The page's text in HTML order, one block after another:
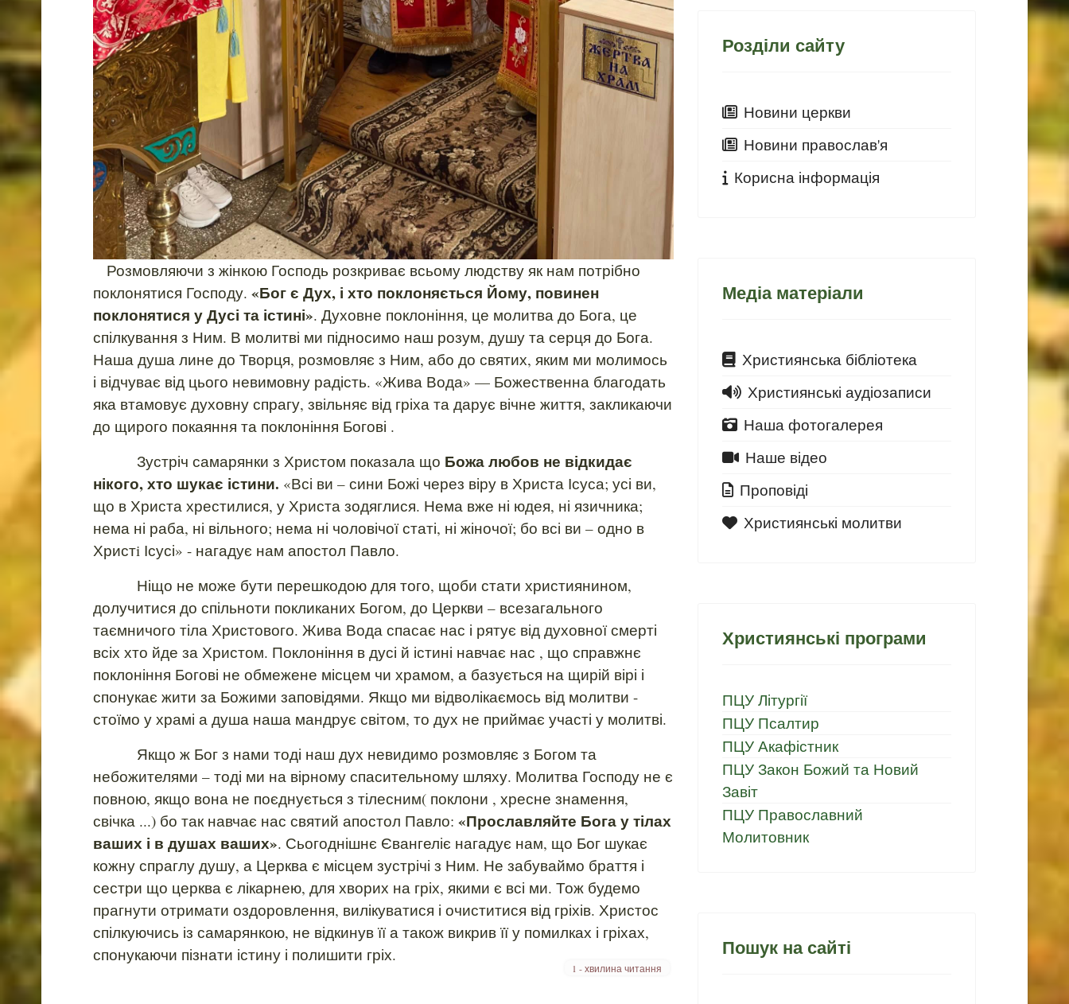
Розмовляючи з жінкою Господь розкриває всьому людству як нам потрібно
поклонятися Господу. «Бог є Дух, і хто поклоняється Йому, повинен
поклонятися у Дусі та істині». Духовне поклоніння, це молитва до Бога, це
спілкування з Ним. В молитві ми підносимо наш розум, душу та серця до Бога.
Наша душа лине до Творця, розмовляє з Ним, або до святих, яким ми молимось
і відчуває від цього невимовну радість. «Жива Вода» — Божественна благодать
яка втамовує духовну спрагу, звільняє від гріха та дарує вічне життя, закликаючи
до щирого покаяння та поклоніння Богові .
Зустріч самарянки з Христом показала що Божа любов не відкидає
нікого, хто шукає істини. «Всі ви – сини Божі через віру в Христа Ісуса; усі ви,
що в Христа хрестилися, у Христа зодяглися. Нема вже ні юдея, ні язичника;
нема ні раба, ні вільного; нема ні чоловічої статі, ні жіночої; бо всі ви – одно в
Христi Ісусі» - нагадує нам апостол Павло.
Ніщо не може бути перешкодою для того, щоби стати християнином,
долучитися до спільноти покликаних Богом, до Церкви – всезагального
таємничого тіла Христового. Жива Вода спасає нас і рятує від духовної смерті
всіх хто йде за Христом. Поклоніння в дусі й істині навчає нас , що справжнє
поклоніння Богові не обмежене місцем чи храмом, а базується на щирій вірі і
спонукає жити за Божими заповідями. Якщо ми відволікаємось від молитви -
стоїмо у храмі а душа наша мандрує світом, то дух не приймає участі у молитві.
Якщо ж Бог з нами тоді наш дух невидимо розмовляє з Богом та
небожителями – тоді ми на вірному спасительному шляху. Молитва Господу не є
повною, якщо вона не поєднується з тілесним( поклони , хресне знамення,
свічка ...) бо так навчає нас святий апостол Павло: «Прославляйте Бога у тілах
ваших і в душах ваших». Сьогоднішнє Євангеліє нагадує нам, що Бог шукає
кожну спраглу душу, а Церква є місцем зустрічі з Ним. Не забуваймо браття і
сестри що церква є лікарнею, для хворих на гріх, якими є всі ми. Тож будемо
прагнути отримати оздоровлення, вилікуватися і очиститися від гріхів. Христос
спілкуючись із самарянкою, не відкинув її а також викрив її у помилках і гріхах,
спонукаючи пізнати істину і полишити гріх.
1 - хвилина читання
Розділи сайту
Новини церкви
Новини православ'я
Корисна інформація
Медіа матеріали
Християнська бібліотека
Християнські аудіозаписи
Наша фотогалерея
Наше відео
Проповіді
Християнські молитви
Християнські програми
ПЦУ Літургії
ПЦУ Псалтир
ПЦУ Акафістник
ПЦУ Закон Божий та Новий
Завіт
ПЦУ Православний
Молитовник
Пошук на сайті